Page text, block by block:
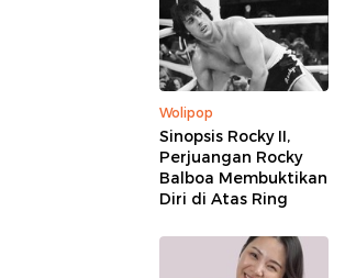
Wolipop
Sinopsis Rocky II,
Perjuangan Rocky
Balboa Membuktikan
Diri di Atas Ring